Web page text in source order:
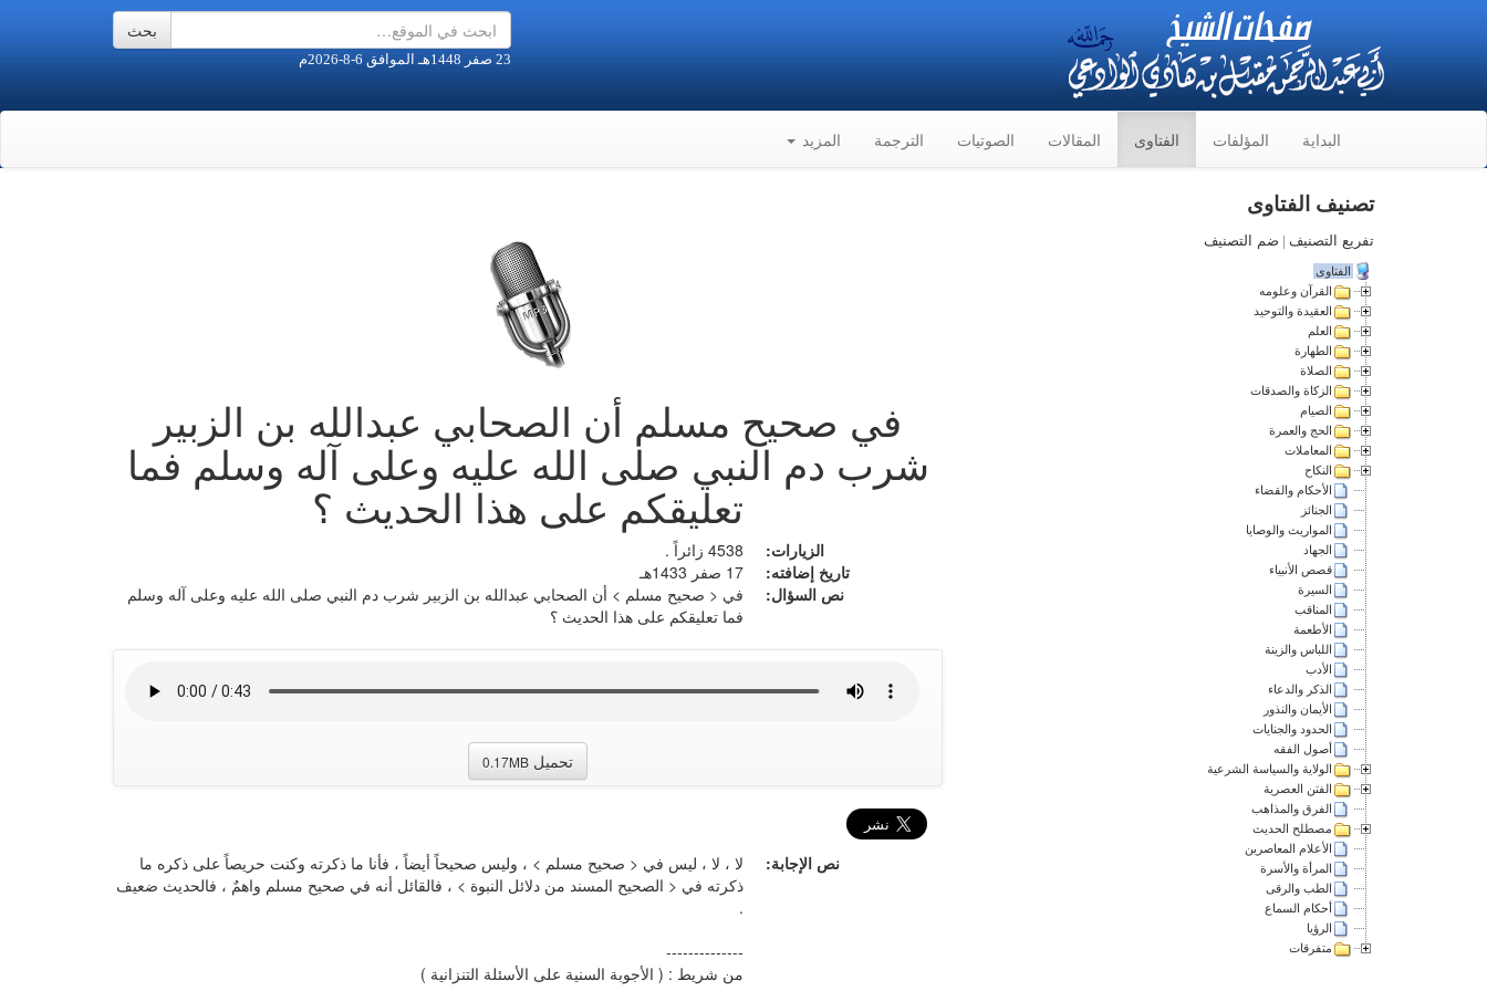
23 صفر 1448هـ الموافق 6-8-2026م
البداية المؤلفات الفتاوى المقالات الصوتيات الترجمة المزيد
في صحيح مسلم أن الصحابي عبدالله بن الزبير
شرب دم النبي صلى الله عليه وعلى آله وسلم فما
تعليقكم على هذا الحديث ؟
الزيارات:
4538 زائراً .
تاريخ إضافته:
17 صفر 1433هـ
نص السؤال:
في < صحيح مسلم > أن الصحابي عبدالله بن الزبير شرب دم النبي صلى الله عليه وعلى آله وسلم
فما تعليقكم على هذا الحديث ؟
تحميل 0.17MB
نص الإجابة:
لا ، لا ، ليس في < صحيح مسلم > ، وليس صحيحاً أيضاً ، فأنا ما ذكرته وكنت حريصاً على ذكره ما
ذكرته في < الصحيح المسند من دلائل النبوة > ، فالقائل أنه في صحيح مسلم واهمٌ ، فالحديث ضعيف
.
--------------
من شريط : ( الأجوبة السنية على الأسئلة التنزانية )
تصنيف الفتاوى
تفريع التصنيف | ضم التصنيف
الفتاوى
القرآن وعلومه
العقيدة والتوحيد
العلم
الطهارة
الصلاة
الزكاة والصدقات
الصيام
الحج والعمرة
المعاملات
النكاح
الأحكام والقضاء
الجنائز
المواريث والوصايا
الجهاد
قصص الأنبياء
السيرة
المناقب
الأطعمة
اللباس والزينة
الأدب
الذكر والدعاء
الأيمان والنذور
الحدود والجنايات
أصول الفقه
الولاية والسياسة الشرعية
الفتن العصرية
الفرق والمذاهب
مصطلح الحديث
الأعلام المعاصرين
المرأة والأسرة
الطب والرقى
أحكام السماع
الرؤيا
متفرقات